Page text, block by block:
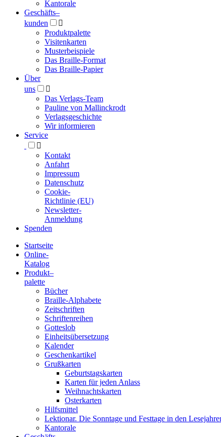
Kantorale
Geschäfts­–
kunden

Produktpalette
Visitenkarten
Musterbeispiele
Das Braille-Format
Das Braille-Papier
Über
uns

Das Verlags-Team
Pauline von Mallinckrodt
Verlagsgeschichte
Wir informieren
Service

Kontakt
Anfahrt
Impressum
Datenschutz
Cookie-
Richtlinie (EU)
Newsletter-
Anmeldung
Spenden
Blindenschrift-
Verlag
Druckerei
gGmbH
Startseite
Online-
Katalog
Produkt–
palette
Bücher
Braille-Alphabete
Zeitschriften
Schriftenreihen
Gotteslob
Einheitsübersetzung
Kalender
Geschenkartikel
Grußkarten
Geburtstagskarten
Karten für jeden Anlass
Weihnachtskarten
Osterkarten
Hilfsmittel
Lektionar. Die Sonntage und Festtage in den
Kantorale